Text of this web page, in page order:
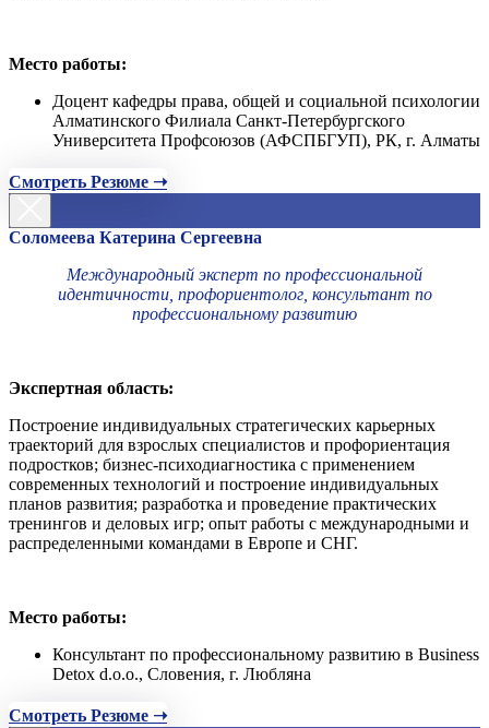
Место работы:
Доцент кафедры права, общей и социальной психологии
Алматинского Филиала Санкт-Петербургского
Университета Профсоюзов (АФСПБГУП), РК, г. Алматы
Смотреть Резюме ➝
Соломеева Катерина Сергеевна
Международный эксперт по профессиональной
идентичности, профориентолог, консультант по
профессиональному развитию
Экспертная область:
Построение индивидуальных стратегических карьерных
траекторий для взрослых специалистов и профориентация
подростков; бизнес-психодиагностика с применением
современных технологий и построение индивидуальных
планов развития; разработка и проведение практических
тренингов и деловых игр; опыт работы с международными и
распределенными командами в Европе и СНГ.
Место работы:
Консультант по профессиональному развитию в Business
Detox d.o.o., Словения, г. Любляна
Смотреть Резюме ➝